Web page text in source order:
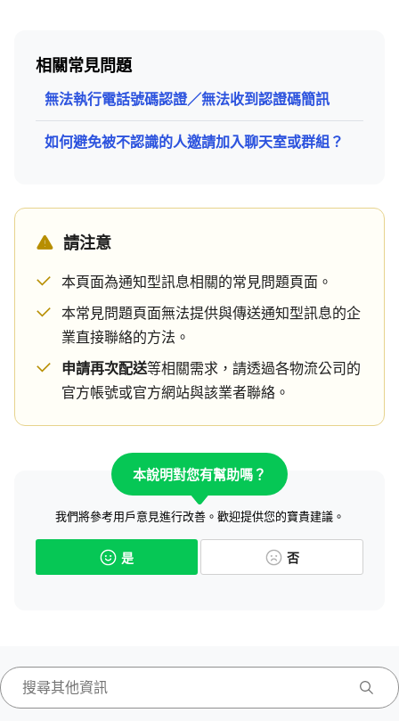
相關常見問題
無法執行電話號碼認證／無法收到認證碼簡訊
如何避免被不認識的人邀請加入聊天室或群組？
請注意
本頁面為通知型訊息相關的常見問題頁面。
本常見問題頁面無法提供與傳送通知型訊息的企
業直接聯絡的方法。
申請再次配送等相關需求，請透過各物流公司的
官方帳號或官方網站與該業者聯絡。
本說明對您有幫助嗎？
我們將參考用戶意見進行改善。歡迎提供您的寶貴建議。
是 否